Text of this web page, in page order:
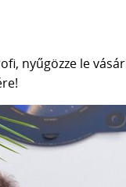
nyűgözze le